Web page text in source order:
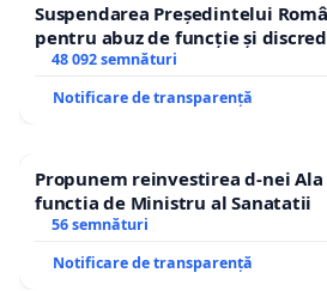
Suspendarea Președintelui
pentru abuz de funcție și
48 092 semnături
Notificare de transparență
Propunem reinvestirea d-nei
functia de Ministru al Sanatatii
56 semnături
Notificare de transparență